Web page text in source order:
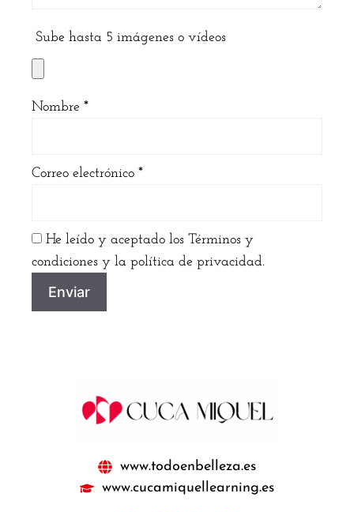
Sube hasta 5 imágenes o vídeos
Nombre *
Correo electrónico *
He leído y aceptado los Términos y
condiciones y la política de privacidad.
www.todoenbelleza.es
www.cucamiquellearning.es